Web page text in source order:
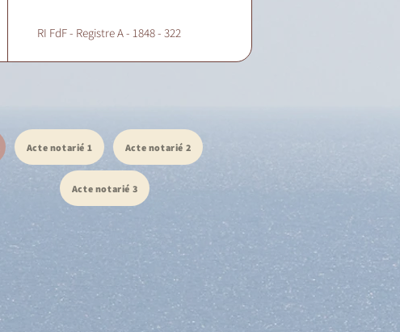
RI FdF - Registre A - 1848 - 322
Acte notarié 1 Acte notarié 2
Acte notarié 3